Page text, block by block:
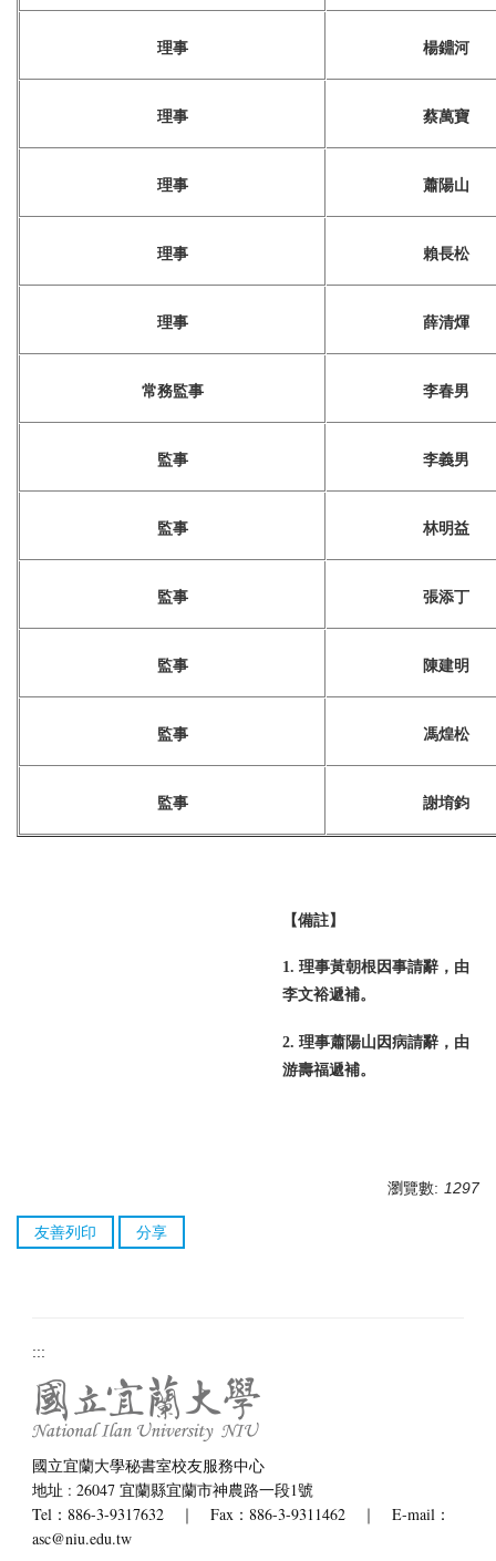
理事 楊鐤河
理事 蔡萬寶
理事 蕭陽山
理事 賴長松
理事 薛清煇
常務監事 李春男
監事 李義男
監事 林明益
監事 張添丁
監事 陳建明
監事 馮煌松
監事 謝堉鈞
【備註】
1. 理事黃朝根因事請辭，由
李文裕遞補。
2. 理事蕭陽山因病請辭，由
游壽福遞補。
瀏覽數: 1297
友善列印 分享
:::
國立宜蘭大學秘書室校友服務中心
地址 : 26047 宜蘭縣宜蘭市神農路一段1號
Tel：886-3-9317632 ｜ Fax：886-3-9311462 ｜ E-mail：
asc@niu.edu.tw